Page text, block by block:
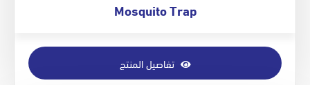
Mosquito Trap
تفاصيل المنتج